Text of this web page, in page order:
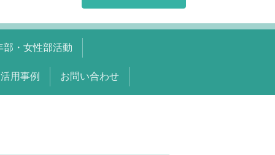
部・女性部活動
用事例 お問い合わせ